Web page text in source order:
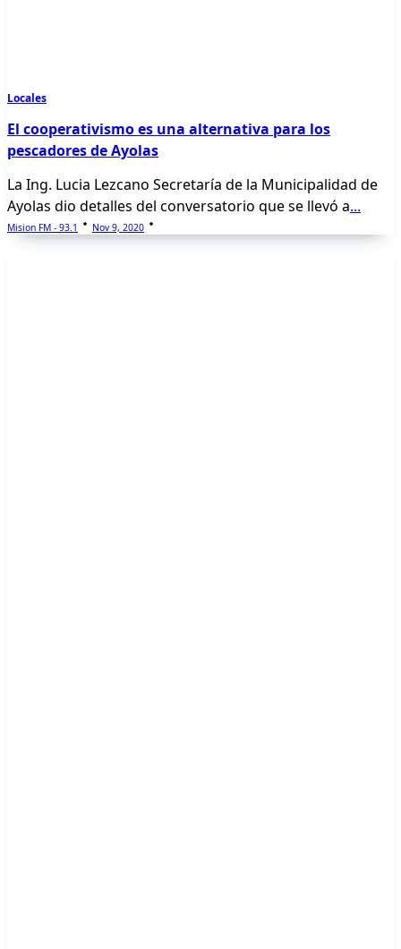
Locales
El cooperativismo es una alternativa para los
pescadores de Ayolas
La Ing. Lucia Lezcano Secretaría de la Municipalidad de
Ayolas dio detalles del conversatorio que se llevó a...
Mision FM - 93.1 Nov 9, 2020